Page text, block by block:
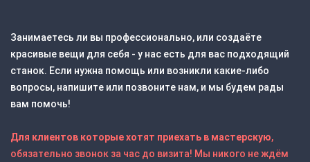
Занимаетесь ли вы профессионально, или создаёте
красивые вещи для себя - у нас есть для вас подходящий
станок. Если нужна помощь или возникли какие-либо
вопросы, напишите или позвоните нам, и мы будем рады
вам помочь!
Для клиентов которые хотят приехать в мастерскую,
обязательно звонок за час до визита! Мы никого не ждём